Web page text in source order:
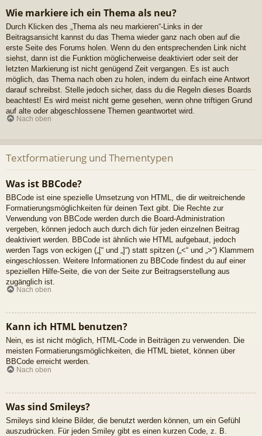
Wie markiere ich ein Thema als neu?
Durch Klicken des „Thema als neu markieren“-Links in der
Beitragsansicht kannst du das Thema wieder ganz nach oben auf die
erste Seite des Forums holen. Wenn du den entsprechenden Link nicht
siehst, dann ist die Funktion möglicherweise deaktiviert oder seit der
letzten Markierung ist nicht genügend Zeit vergangen. Es ist auch
möglich, das Thema nach oben zu holen, indem du einfach eine Antwort
darauf schreibst. Stelle jedoch sicher, dass du die Regeln dieses Boards
beachtest! Es wird meist nicht gerne gesehen, wenn ohne triftigen Grund
auf alte oder abgeschlossene Themen geantwortet wird.
Nach oben
Textformatierung und Thementypen
Was ist BBCode?
BBCode ist eine spezielle Umsetzung von HTML, die dir weitreichende
Formatierungsmöglichkeiten für deinen Text gibt. Die Rechte zur
Verwendung von BBCode werden durch die Board-Administration
vergeben, können jedoch auch durch dich für jeden einzelnen Beitrag
deaktiviert werden. BBCode ist ähnlich wie HTML aufgebaut, jedoch
werden Tags von eckigen („[“ und „]“) statt spitzen („<“ und „>“) Klammern
eingeschlossen. Weitere Informationen zu BBCode findest du auf einer
speziellen Hilfe-Seite, die von der Seite zur Beitragserstellung aus
zugänglich ist.
Nach oben
Kann ich HTML benutzen?
Nein, es ist nicht möglich, HTML-Code in Beiträgen zu verwenden. Die
meisten Formatierungsmöglichkeiten, die HTML bietet, können über
BBCode erreicht werden.
Nach oben
Was sind Smileys?
Smileys sind kleine Bilder, die benutzt werden können, um ein Gefühl
auszudrücken. Für jeden Smiley gibt es einen kurzen Code, z. B.